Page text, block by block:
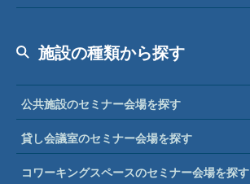
施設の種類から探す
公共施設のセミナー会場を探す
貸し会議室のセミナー会場を探す
コワーキングスペースのセミナー会場を探す